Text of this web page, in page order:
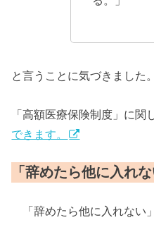
と言うことに気づきました。
「高額医療保険制度」に関
できます。
「辞めたら他に入れ
「辞めたら他に入れない